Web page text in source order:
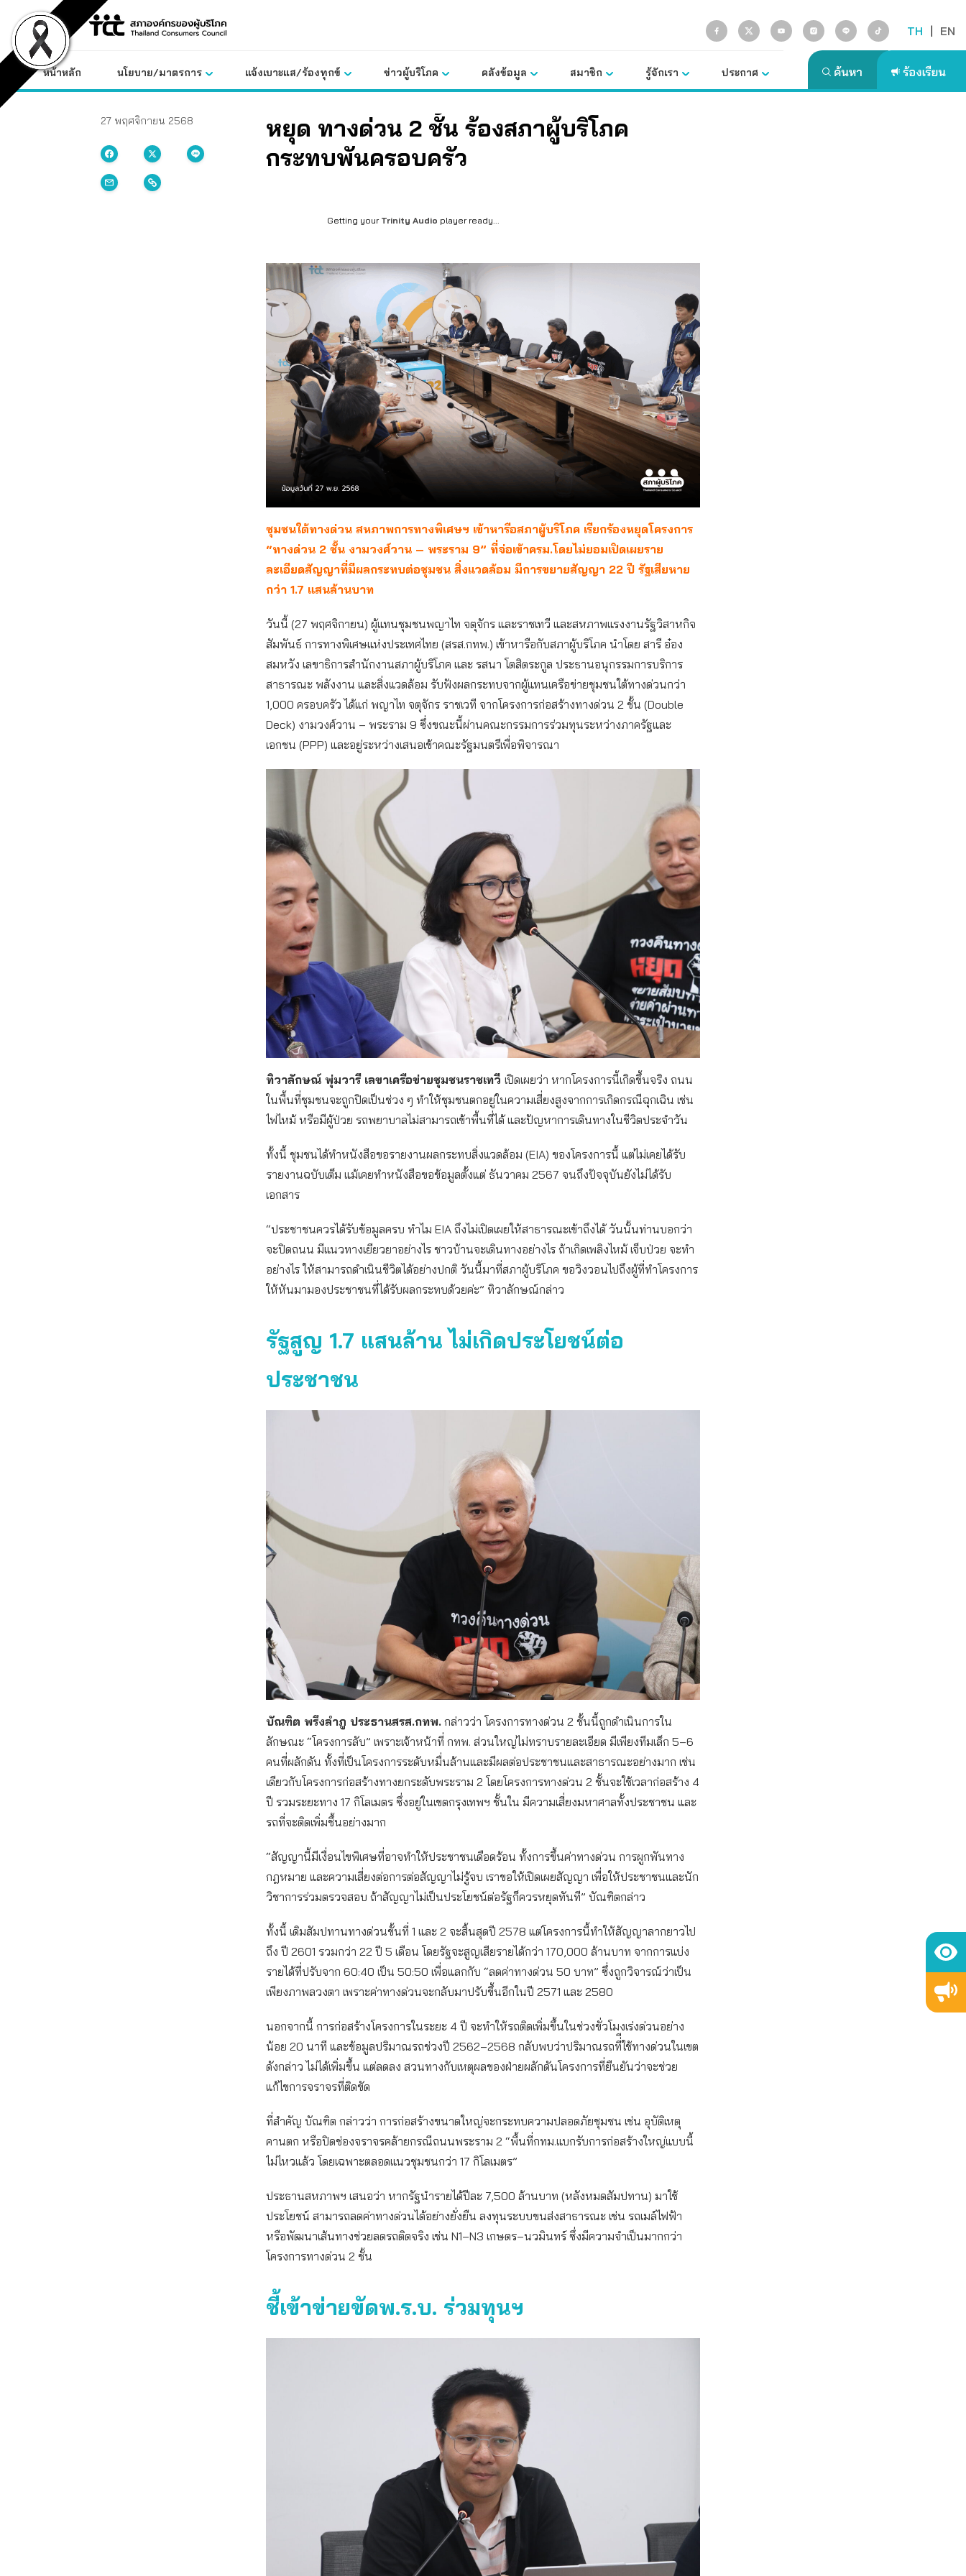
content
TH | EN
หน้าหลัก นโยบาย/มาตรการ แจ้งเบาะแส/ร้องทุกข์ ข่าวผู้บริโภค คลังข้อมูล สมาชิก รู้จักเรา ประกาศ
27 พฤศจิกายน 2568
หยุด ทางด่วน 2 ชั้น ร้องสภาผู้บริโภค
กระทบพันครอบครัว
Getting your Trinity Audio player ready...
ชุมชนใต้ทางด่วน สหภาพการทางพิเศษฯ เข้าหารือสภาผู้บริโภค เรียกร้องหยุดโครงการ
“ทางด่วน 2 ชั้น งามวงศ์วาน – พระราม 9” ที่จ่อเข้าครม.โดยไม่ยอมเปิดเผยราย
ละเอียดสัญญาที่มีผลกระทบต่อชุมชน สิ่งแวดล้อม มีการขยายสัญญา 22 ปี รัฐเสียหาย
กว่า 1.7 แสนล้านบาท
วันนี้ (27 พฤศจิกายน) ผู้แทนชุมชนพญาไท จตุจักร และราชเทวี และสหภาพแรงงานรัฐวิสาหกิจ
สัมพันธ์ การทางพิเศษแห่งประเทศไทย (สรส.กทพ.) เข้าหารือกับสภาผู้บริโภค นำโดย สารี อ๋อง
สมหวัง เลขาธิการสำนักงานสภาผู้บริโภค และ รสนา โตสิตระกูล ประธานอนุกรรมการบริการ
สาธารณะ พลังงาน และสิ่งแวดล้อม รับฟังผลกระทบจากผู้แทนเครือข่ายชุมชนใต้ทางด่วนกว่า
1,000 ครอบครัว ได้แก่ พญาไท จตุจักร ราชเวที จากโครงการก่อสร้างทางด่วน 2 ชั้น (Double
Deck) งามวงศ์วาน – พระราม 9 ซึ่งขณะนี้ผ่านคณะกรรมการร่วมทุนระหว่างภาครัฐและ
เอกชน (PPP) และอยู่ระหว่างเสนอเข้าคณะรัฐมนตรีเพื่อพิจารณา
ทิวาลักษณ์ พุ่มวารี เลขาเครือข่ายชุมชนราชเทวี เปิดเผยว่า หากโครงการนี้เกิดขึ้นจริง ถนน
ในพื้นที่ชุมชนจะถูกปิดเป็นช่วง ๆ ทำให้ชุมชนตกอยู่ในความเสี่ยงสูงจากการเกิดกรณีฉุกเฉิน เช่น
ไฟไหม้ หรือมีผู้ป่วย รถพยาบาลไม่สามารถเข้าพื้นที่ได้ และปัญหาการเดินทางในชีวิตประจำวัน
ทั้งนี้ ชุมชนได้ทำหนังสือขอรายงานผลกระทบสิ่งแวดล้อม (EIA) ของโครงการนี้ แต่ไม่เคยได้รับ
รายงานฉบับเต็ม แม้เคยทำหนังสือขอข้อมูลตั้งแต่ ธันวาคม 2567 จนถึงปัจจุบันยังไม่ได้รับ
เอกสาร
“ประชาชนควรได้รับข้อมูลครบ ทำไม EIA ถึงไม่เปิดเผยให้สาธารณะเข้าถึงได้ วันนั้นท่านบอกว่า
จะปิดถนน มีแนวทางเยียวยาอย่างไร ชาวบ้านจะเดินทางอย่างไร ถ้าเกิดเพลิงไหม้ เจ็บป่วย จะทำ
อย่างไร ให้สามารถดำเนินชีวิตได้อย่างปกติ วันนี้มาที่สภาผู้บริโภค ขอวิงวอนไปถึงผู้ที่ทำโครงการ
ให้หันมามองประชาชนที่ได้รับผลกระทบด้วยค่ะ” ทิวาลักษณ์กล่าว
รัฐสูญ 1.7 แสนล้าน ไม่เกิดประโยชน์ต่อ
ประชาชน
บัณฑิต พรึงลำภู ประธานสรส.กทพ. กล่าวว่า โครงการทางด่วน 2 ชั้นนี้ถูกดำเนินการใน
ลักษณะ “โครงการลับ” เพราะเจ้าหน้าที่ กทพ. ส่วนใหญ่ไม่ทราบรายละเอียด มีเพียงทีมเล็ก 5–6
คนที่ผลักดัน ทั้งที่เป็นโครงการระดับหมื่นล้านและมีผลต่อประชาชนและสาธารณะอย่างมาก เช่น
เดียวกับโครงการก่อสร้างทางยกระดับพระราม 2 โดยโครงการทางด่วน 2 ชั้นจะใช้เวลาก่อสร้าง 4
ปี รวมระยะทาง 17 กิโลเมตร ซึ่งอยู่ในเขตกรุงเทพฯ ชั้นใน มีความเสี่ยงมหาศาลทั้งประชาชน และ
รถที่จะติดเพิ่มชึ้นอย่างมาก
“สัญญานี้มีเงื่อนไขพิเศษที่อาจทำให้ประชาชนเดือดร้อน ทั้งการขึ้นค่าทางด่วน การผูกพันทาง
กฎหมาย และความเสี่ยงต่อการต่อสัญญาไม่รู้จบ เราขอให้เปิดเผยสัญญา เพื่อให้ประชาชนและนัก
วิชาการร่วมตรวจสอบ ถ้าสัญญาไม่เป็นประโยชน์ต่อรัฐก็ควรหยุดทันที” บัณฑิตกล่าว
ทั้งนี้ เดิมสัมปทานทางด่วนขั้นที่ 1 และ 2 จะสิ้นสุดปี 2578 แต่โครงการนี้ทำให้สัญญาลากยาวไป
ถึง ปี 2601 รวมกว่า 22 ปี 5 เดือน โดยรัฐจะสูญเสียรายได้กว่า 170,000 ล้านบาท จากการแบ่ง
รายได้ที่ปรับจาก 60:40 เป็น 50:50 เพื่อแลกกับ “ลดค่าทางด่วน 50 บาท” ซึ่งถูกวิจารณ์ว่าเป็น
เพียงภาพลวงตา เพราะค่าทางด่วนจะกลับมาปรับขึ้นอีกในปี 2571 และ 2580
นอกจากนี้ การก่อสร้างโครงการในระยะ 4 ปี จะทำให้รถติดเพิ่มขึ้นในช่วงขั่วโมงเร่งด่วนอย่าง
น้อย 20 นาที และข้อมูลปริมาณรถช่วงปี 2562–2568 กลับพบว่าปริมาณรถที่ีใช้ทางด่วนในเขต
ดังกล่าว ไม่ได้เพิ่มขึ้น แต่ลดลง สวนทางกับเหตุผลของฝ่ายผลักดันโครงการที่ยืนยันว่าจะช่วย
แก้ไขการจราจรที่ติดขัด
ที่สำคัญ บัณฑิต กล่าวว่า การก่อสร้างขนาดใหญ่จะกระทบความปลอดภัยชุมชน เช่น อุบัติเหตุ
คานตก หรือปิดช่องจราจรคล้ายกรณีถนนพระราม 2 “พื้นที่กทม.แบกรับการก่อสร้างใหญ่แบบนี้
ไม่ไหวแล้ว โดยเฉพาะตลอดแนวชุมชนกว่า 17 กิโลเมตร”
ประธานสหภาพฯ เสนอว่า หากรัฐนำรายได้ปีละ 7,500 ล้านบาท (หลังหมดสัมปทาน) มาใช้
ประโยชน์ สามารถลดค่าทางด่วนได้อย่างยั่งยืน ลงทุนระบบขนส่งสาธารณะ เช่น รถเมล์ไฟฟ้า
หรือพัฒนาเส้นทางช่วยลดรถติดจริง เช่น N1–N3 เกษตร–นวมินทร์ ซึ่งมีความจำเป็นมากกว่า
โครงการทางด่วน 2 ชั้น
ชี้เข้าข่ายขัดพ.ร.บ. ร่วมทุนฯ